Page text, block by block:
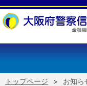
けいしんからのお願い
トップページ お知ら